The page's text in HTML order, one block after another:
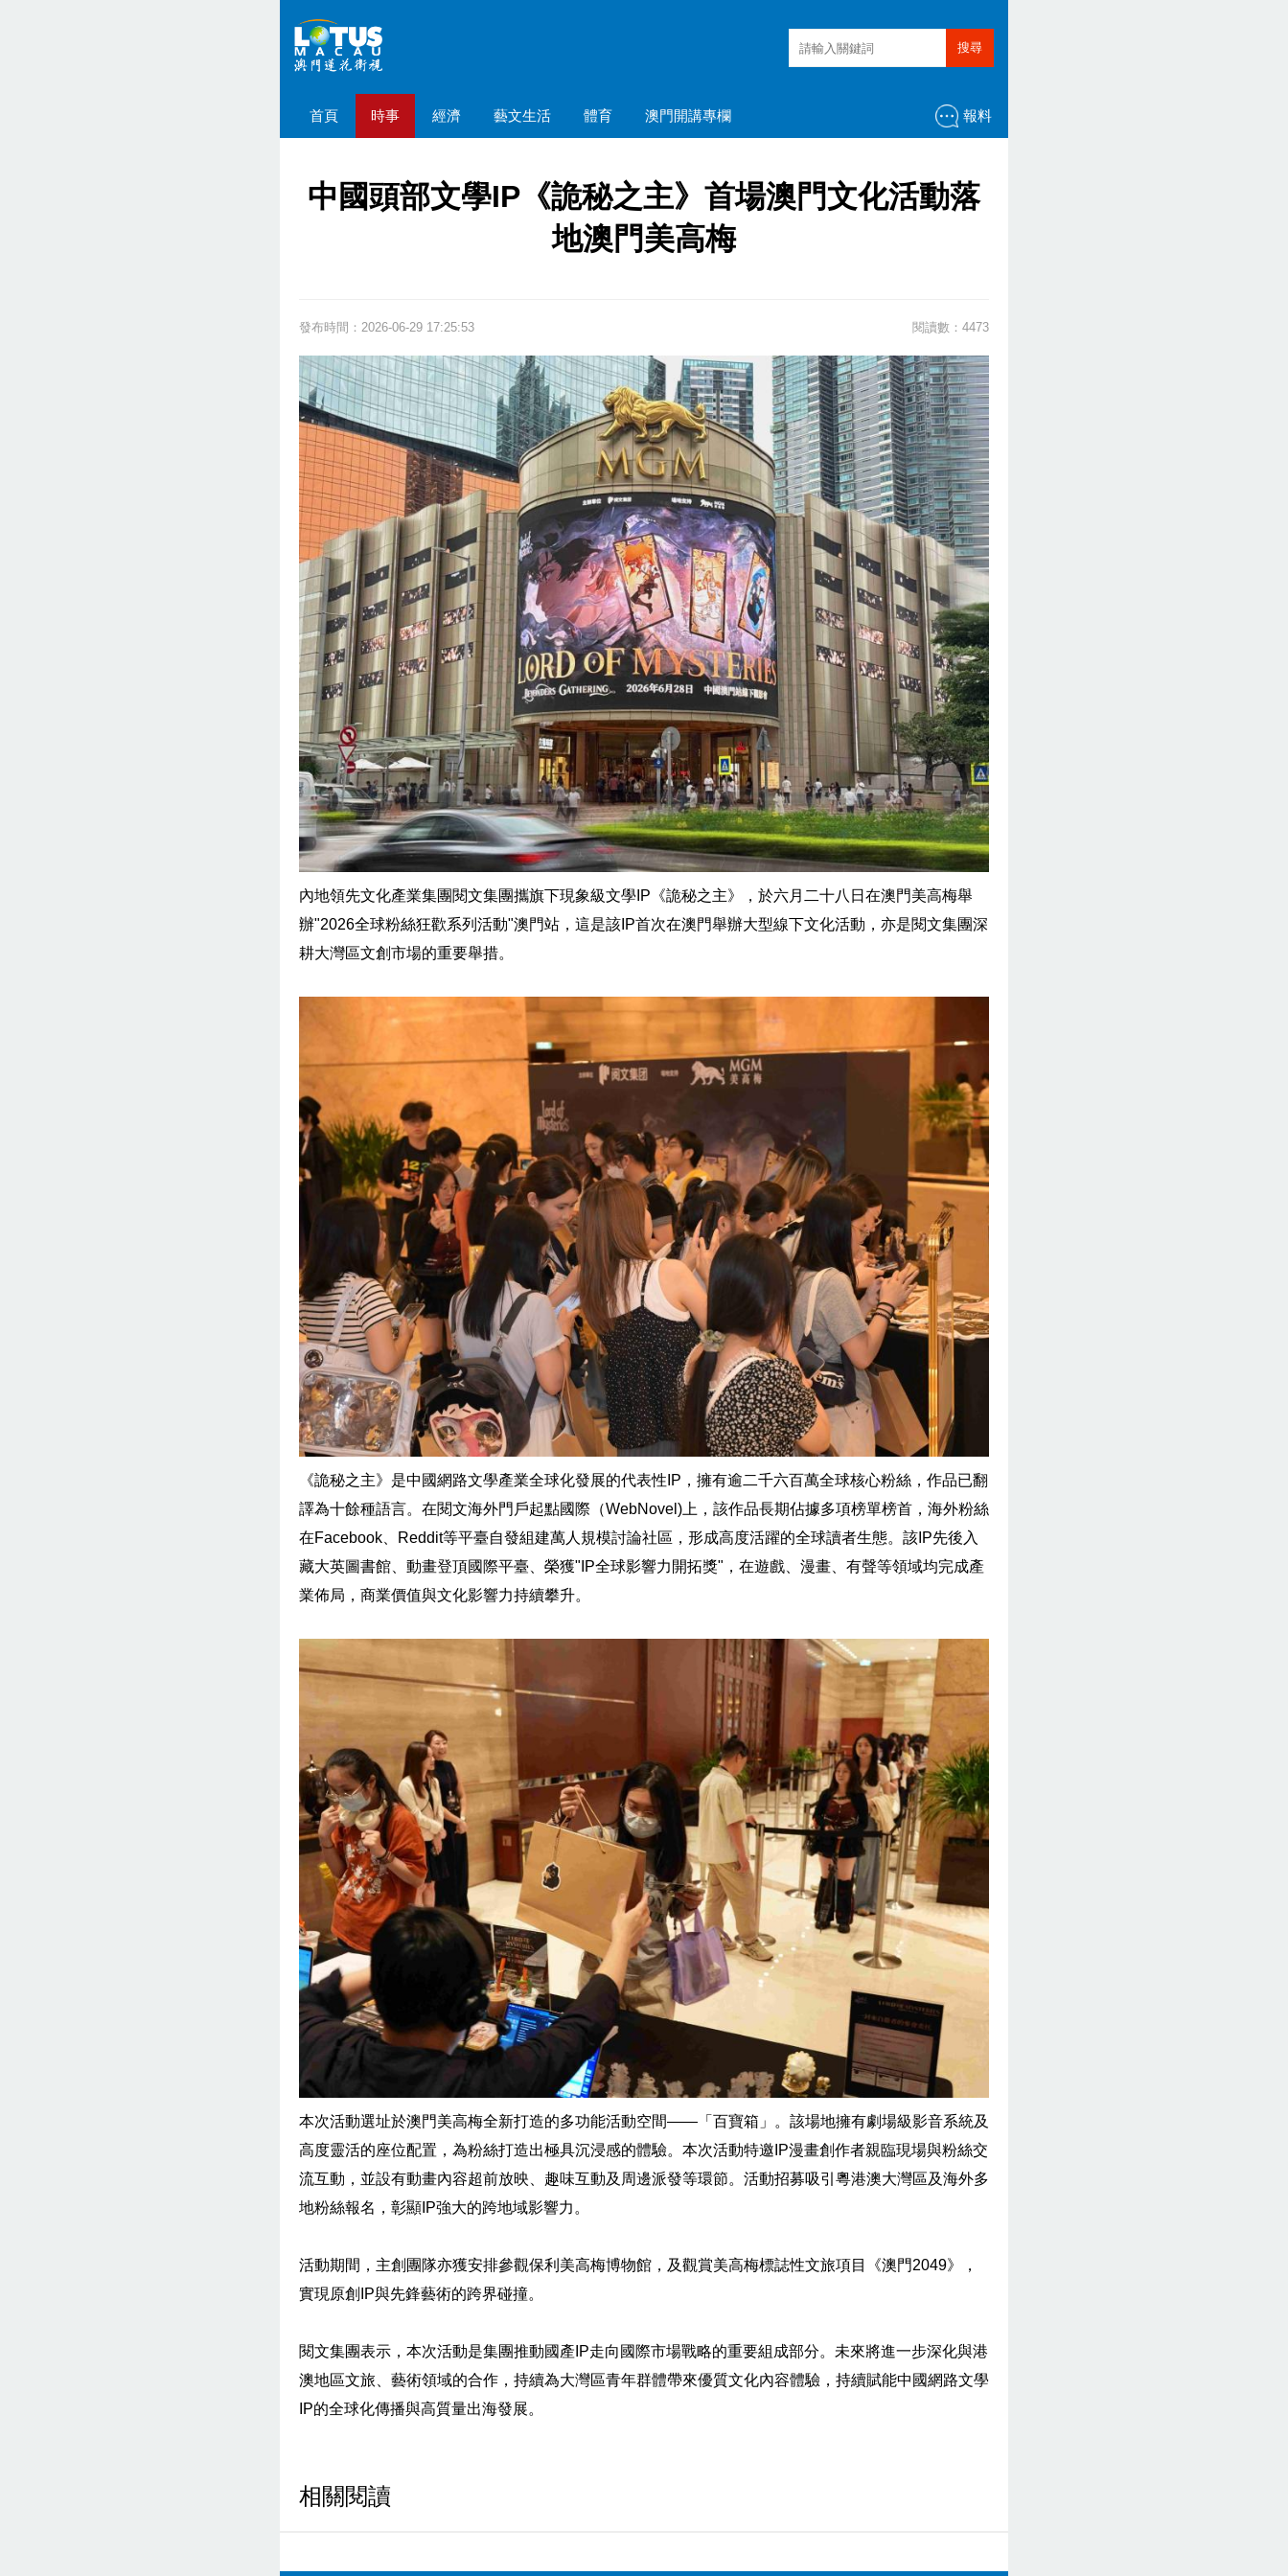
搜尋
首頁 時事 經濟 藝文生活 體育 澳門開講專欄 報料
中國頭部文學IP《詭秘之主》首場澳門文化活動落
地澳門美高梅
發布時間：2026-06-29 17:25:53 閱讀數：4473
內地領先文化產業集團閱文集團攜旗下現象級文學IP《詭秘之主》，於六月二十八日在澳門美高梅舉
辦"2026全球粉絲狂歡系列活動"澳門站，這是該IP首次在澳門舉辦大型線下文化活動，亦是閱文集團深
耕大灣區文創市場的重要舉措。
《詭秘之主》是中國網路文學產業全球化發展的代表性IP，擁有逾二千六百萬全球核心粉絲，作品已翻
譯為十餘種語言。在閱文海外門戶起點國際（WebNovel)上，該作品長期佔據多項榜單榜首，海外粉絲
在Facebook、Reddit等平臺自發組建萬人規模討論社區，形成高度活躍的全球讀者生態。該IP先後入
藏大英圖書館、動畫登頂國際平臺、榮獲"IP全球影響力開拓獎"，在遊戲、漫畫、有聲等領域均完成產
業佈局，商業價值與文化影響力持續攀升。
本次活動選址於澳門美高梅全新打造的多功能活動空間——「百寶箱」。該場地擁有劇場級影音系統及
高度靈活的座位配置，為粉絲打造出極具沉浸感的體驗。本次活動特邀IP漫畫創作者親臨現場與粉絲交
流互動，並設有動畫內容超前放映、趣味互動及周邊派發等環節。活動招募吸引粵港澳大灣區及海外多
地粉絲報名，彰顯IP強大的跨地域影響力。
活動期間，主創團隊亦獲安排參觀保利美高梅博物館，及觀賞美高梅標誌性文旅項目《澳門2049》，
實現原創IP與先鋒藝術的跨界碰撞。
閱文集團表示，本次活動是集團推動國產IP走向國際市場戰略的重要組成部分。未來將進一步深化與港
澳地區文旅、藝術領域的合作，持續為大灣區青年群體帶來優質文化內容體驗，持續賦能中國網路文學
IP的全球化傳播與高質量出海發展。
相關閱讀